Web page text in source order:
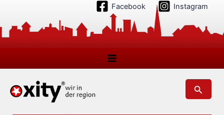
springen
Facebook Instagram
Suchen